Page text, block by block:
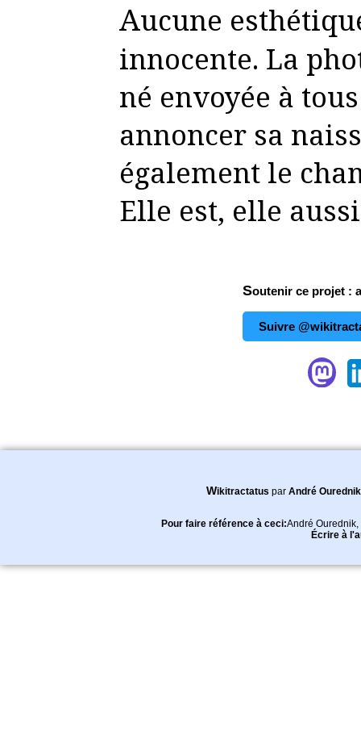
Aucune
innocente. La
né envoyée à
annoncer sa
également le
Elle est, elle
Soutenir ce projet :
Suivre
Wikitractatus par André Ourednik
Pour faire référence à ceci:André Ourednik,
Écrire à